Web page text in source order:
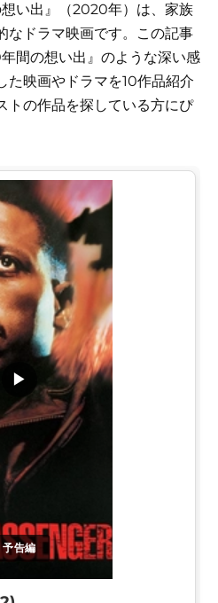
想い出』（2020年）は、家族
なドラマ映画です。この記事
間の想い出』のような深い感
た映画やドラマを10作品紹介
トの作品を探している方にぴ
予告編
▶